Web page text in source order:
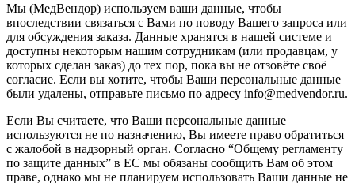
Мы (МедВендор) используем ваши данные, чтобы
впоследствии связаться с Вами по поводу Вашего запроса или
для обсуждения заказа. Данные хранятся в нашей системе и
доступны некоторым нашим сотрудникам (или продавцам, у
которых сделан заказ) до тех пор, пока вы не отзовёте своё
согласие. Если вы хотите, чтобы Ваши персональные данные
были удалены, отправьте письмо по адресу info@medvendor.ru.
Если Вы считаете, что Ваши персональные данные
используются не по назначению, Вы имеете право обратиться
с жалобой в надзорный орган. Согласно “Общему регламенту
по защите данных” в ЕС мы обязаны сообщить Вам об этом
праве, однако мы не планируем использовать Ваши данные не